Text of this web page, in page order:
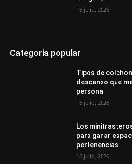
16 julio, 2026
Categoría popular
Tipos de
descanso que
persona
16 julio, 2026
Los
para ganar
pertenencias
16 julio, 2026